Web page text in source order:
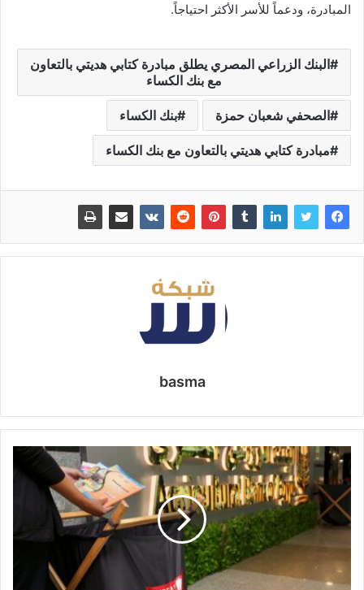
المبادرة، ودعماً للأسر الأكثر احتياجاً.
البنك الزراعي المصري يطلق مبادرة كتابي هديتي بالتعاون
مع بنك الكساء
الصحفي شعبان حمزة بنك الكساء
مبادرة كتابي هديتي بالتعاون مع بنك الكساء
basma